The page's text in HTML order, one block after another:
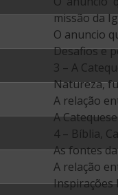
missão da
O anuncio
Desafios e
3 – A
Natureza,
A relação
A
4 – Bíblia,
As fontes
A relação
Inspirações